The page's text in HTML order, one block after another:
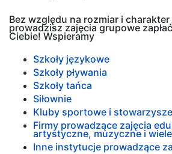
Bez względu na rozmiar i charakter
prowadzisz zajęcia grupowe
Ciebie! Wspieramy
Szkoły językowe
Szkoły pływania
Szkoły tańca
Siłownie
Kluby sportowe i
Firmy prowadzące zajęcia
artystyczne, muzyczne i
Inne instytucje prowadzące